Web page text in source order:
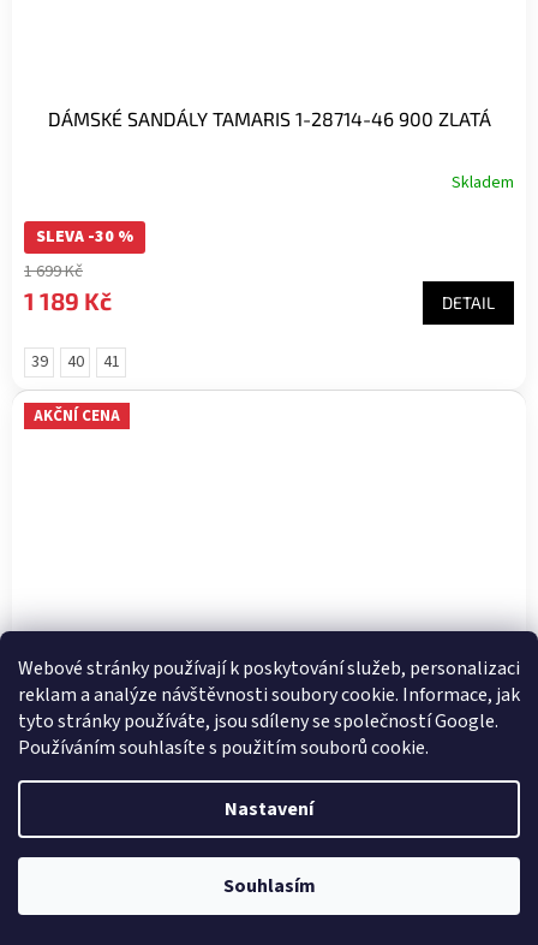
Webové stránky používají k poskytování služeb, personalizaci
reklam a analýze návštěvnosti soubory cookie. Informace, jak
tyto stránky používáte, jsou sdíleny se společností Google.
Používáním souhlasíte s použitím souborů cookie.
Nastavení
Souhlasím
DÁMSKÉ SANDÁLY TAMARIS 1-28714-46 900 ZLATÁ
Skladem
SLEVA -30 %
1 699 Kč
1 189 Kč DETAIL
39 40 41
AKČNÍ CENA
DÁMSKÉ SANDÁLY TAMARIS 1-28385-46 968 ZLATÁ
Skladem
SLEVA -30 %